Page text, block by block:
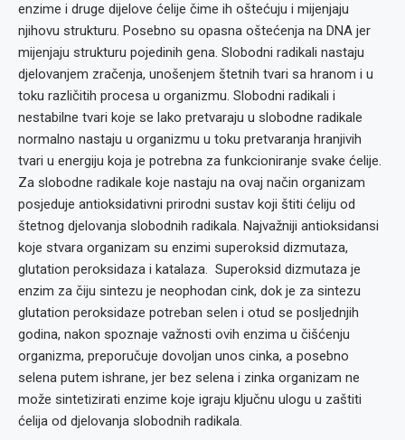
enzime i druge dijelove ćelije čime ih oštećuju i mijenjaju
njihovu strukturu. Posebno su opasna oštećenja na DNA jer
mijenjaju strukturu pojedinih gena. Slobodni radikali nastaju
djelovanjem zračenja, unošenjem štetnih tvari sa hranom i u
toku različitih procesa u organizmu. Slobodni radikali i
nestabilne tvari koje se lako pretvaraju u slobodne radikale
normalno nastaju u organizmu u toku pretvaranja hranjivih
tvari u energiju koja je potrebna za funkcioniranje svake ćelije.
Za slobodne radikale koje nastaju na ovaj način organizam
posjeduje antioksidativni prirodni sustav koji štiti ćeliju od
štetnog djelovanja slobodnih radikala. Najvažniji antioksidansi
koje stvara organizam su enzimi superoksid dizmutaza,
glutation peroksidaza i katalaza. Superoksid dizmutaza je
enzim za čiju sintezu je neophodan cink, dok je za sintezu
glutation peroksidaze potreban selen i otud se posljednjih
godina, nakon spoznaje važnosti ovih enzima u čišćenju
organizma, preporučuje dovoljan unos cinka, a posebno
selena putem ishrane, jer bez selena i zinka organizam ne
može sintetizirati enzime koje igraju ključnu ulogu u zaštiti
ćelija od djelovanja slobodnih radikala.